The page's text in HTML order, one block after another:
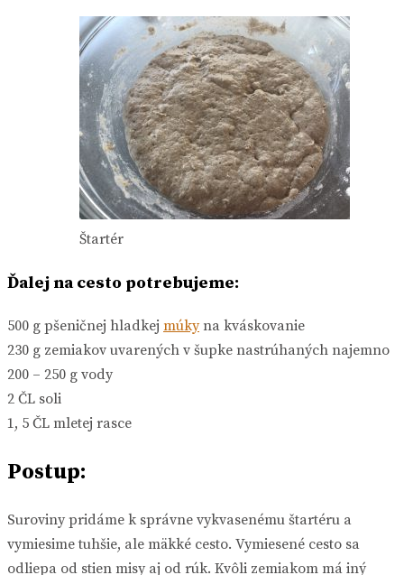
Štartér
Ďalej na cesto potrebujeme:
500 g pšeničnej hladkej múkyna kváskovanie
230 g zemiakov uvarených v šupke nastrúhaných najemno
200 – 250 g vody
2 ČL soli
1, 5 ČL mletej rasce
Postup:
Suroviny pridáme k správne vykvasenému štartéru a
vymiesime tuhšie, ale mäkké cesto. Vymiesené cesto sa
odliepa od stien misy aj od rúk. Kvôli zemiakom má iný